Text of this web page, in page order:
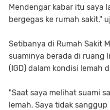
Mendengar kabar itu saya
bergegas ke rumah sakit,"
Setibanya di Rumah Sakit
suaminya berada di ruang
(IGD) dalam kondisi lemah
"Saat saya melihat suami
lemah. Saya tidak